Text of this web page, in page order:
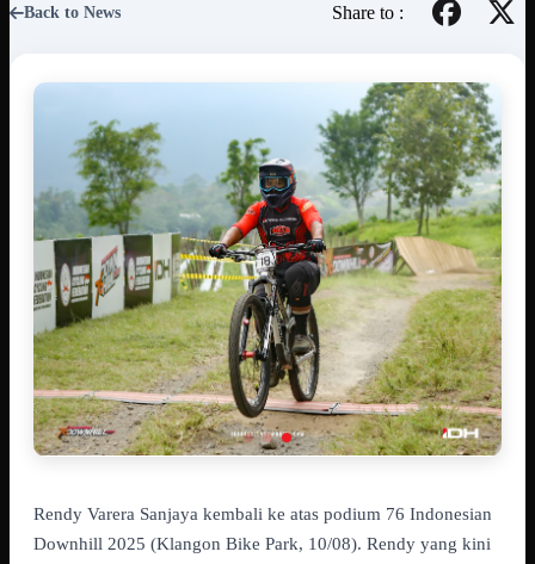
Back to News Share to :
Rendy Varera Sanjaya kembali ke atas podium 76 Indonesian
Downhill 2025 (Klangon Bike Park, 10/08). Rendy yang kini